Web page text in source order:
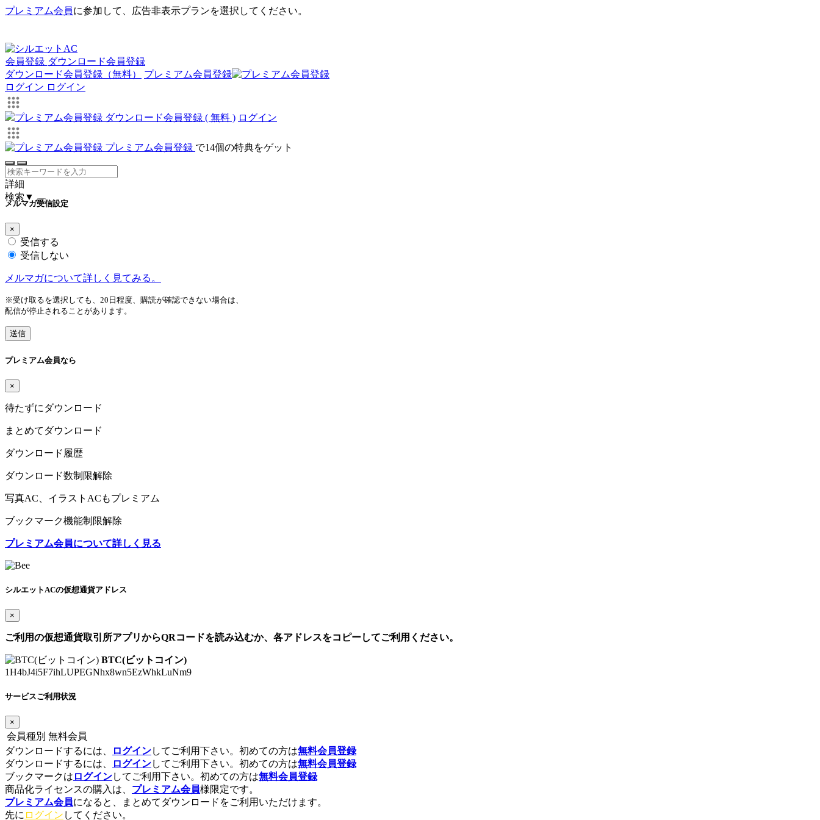
プレミアム会員に参加して、広告非表示プランを選択してください。
会員登録 ダウンロード会員登録
ダウンロード会員登録（無料）
プレミアム会員登録
ログイン ログイン
プレミアム会員登録 ダウンロード会員登録 ( 無料 ) ログイン
プレミアム会員登録 で14個の特典をゲット
詳細
検索 ▼
メルマガ受信設定
×
受信する
受信しない
メルマガについて詳しく見てみる。
※受け取るを選択しても、20日程度、購読が確認できない場合は、
配信が停止されることがあります。
送信
プレミアム会員なら
×
待たずにダウンロード
まとめてダウンロード
ダウンロード履歴
ダウンロード数制限解除
写真AC、イラストACもプレミアム
ブックマーク機能制限解除
プレミアム会員について詳しく見る
シルエットACの仮想通貨アドレス
×
ご利用の仮想通貨取引所アプリからQRコードを読み込むか、各アドレスをコピーしてご利用ください。
BTC(ビットコイン)
1H4bJ4i5F7ihLUPEGNhx8wn5EzWhkLuNm9
サービスご利用状況
×
会員種別 無料会員
ダウンロードするには、
ログインしてご利用下さい。初めての方は無料会員登録
ダウンロードするには、
ログインしてご利用下さい。初めての方は無料会員登録
ブックマークは ログインしてご利用下さい。初めての方は無料会員登録
商品化ライセンスの購入は、 プレミアム会員様限定です。
プレミアム会員になると、まとめてダウンロードをご利用いただけます。
先に ログイン してください。